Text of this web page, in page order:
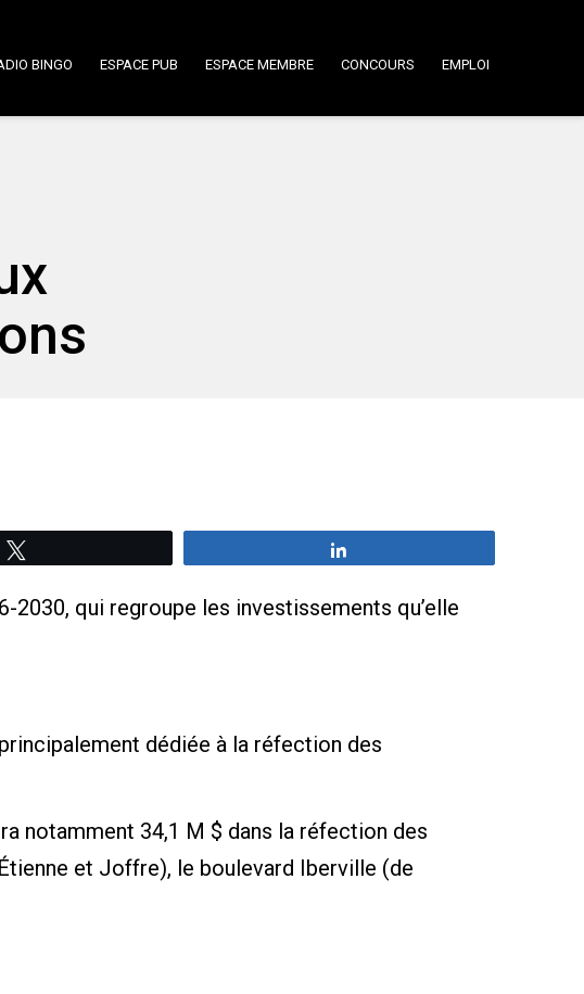
BINGO ESPACE PUB ESPACE MEMBRE CONCOURS EMPLOI
2030, qui regroupe les investissements qu’elle
dédiée à la réfection des
notamment 34,1 M $ dans la réfection des
et Joffre), le boulevard Iberville (de